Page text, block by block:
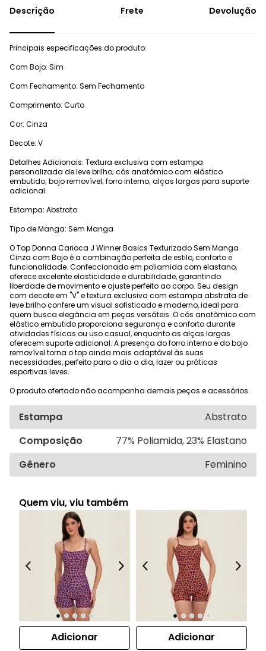
Frete Devolução
Principais especificações do produto:
Com Bojo: Sim
Com Fechamento: Sem Fechamento
Comprimento: Curto
Cor: Cinza
Decote: V
Detalhes Adicionais: Textura exclusiva com estampa
personalizada de leve brilho; cós anatômico com elástico
embutido; bojo removível; forro interno; alças largas para suporte
adicional.
Estampa: Abstrato
Tipo de Manga: Sem Manga
O Top Donna Carioca J Winner Basics Texturizado Sem Manga
Cinza com Bojo é a combinação perfeita de estilo, conforto e
funcionalidade. Confeccionado em poliamida com elastano,
oferece excelente elasticidade e durabilidade, garantindo
liberdade de movimento e ajuste perfeito ao corpo. Seu design
com decote em "V" e textura exclusiva com estampa abstrata de
leve brilho confere um visual sofisticado e moderno, ideal para
quem busca elegância em peças versáteis. O cós anatômico com
elástico embutido proporciona segurança e conforto durante
atividades físicas ou uso casual, enquanto as alças largas
oferecem suporte adicional. A presença do forro interno e do bojo
removível torna o top ainda mais adaptável às suas
necessidades, perfeito para o dia a dia, lazer ou práticas
esportivas leves.
O produto ofertado não acompanha demais peças e acessórios.
Estampa
Abstrato
Composição
77% Poliamida, 23% Elastano
Gênero
Feminino
Quem viu, viu também
Adicionar Adicionar